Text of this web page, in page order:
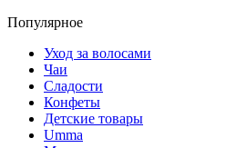
Популярное
Уход за волосами
Чаи
Сладости
Конфеты
Детские товары
Umma